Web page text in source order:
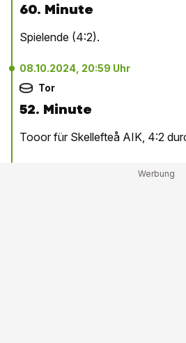
60. Minute
Spielende (4:2).
08.10.2024, 20:59 Uhr
Tor
52. Minute
Tooor für Skellefteå AIK, 4:2